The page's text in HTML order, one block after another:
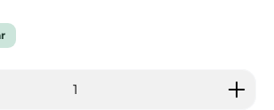
Gib den gewünschten Wert